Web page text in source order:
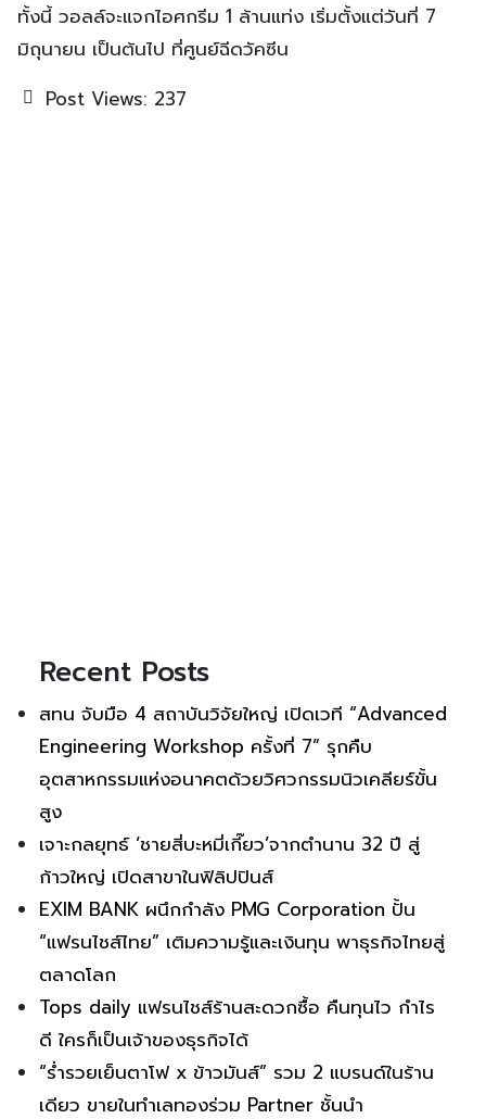
ทั้งนี้ วอลล์จะแจกไอศกรีม 1 ล้านแท่ง เริ่มตั้งแต่วันที่ 7
มิถุนายน เป็นต้นไป ที่ศูนย์ฉีดวัคซีน
Post Views: 237
Recent Posts
สทน จับมือ 4 สถาบันวิจัยใหญ่ เปิดเวที “Advanced
Engineering Workshop ครั้งที่ 7” รุกคืบ
อุตสาหกรรมแห่งอนาคตด้วยวิศวกรรมนิวเคลียร์ขั้น
สูง
เจาะกลยุทธ์ ‘ชายสี่บะหมี่เกี๊ยว’จากตำนาน 32 ปี สู่
ก้าวใหญ่ เปิดสาขาในฟิลิปปินส์
EXIM BANK ผนึกกำลัง PMG Corporation ปั้น
“แฟรนไชส์ไทย” เติมความรู้และเงินทุน พาธุรกิจไทยสู่
ตลาดโลก
Tops daily แฟรนไชส์ร้านสะดวกซื้อ คืนทุนไว กำไร
ดี ใครก็เป็นเจ้าของธุรกิจได้
“ร่ำรวยเย็นตาโฟ x ข้าวมันส์” รวม 2 แบรนด์ในร้าน
เดียว ขายในทำเลทองร่วม Partner ชั้นนำ